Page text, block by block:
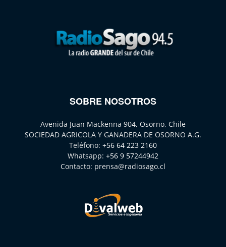
SOBRE NOSOTROS
Avenida Juan Mackenna 904, Osorno, Chile
SOCIEDAD AGRICOLA Y GANADERA DE OSORNO A.G.
Teléfono: +56 64 223 2160
Whatsapp: +56 9 57244942
Contacto: prensa@radiosago.cl